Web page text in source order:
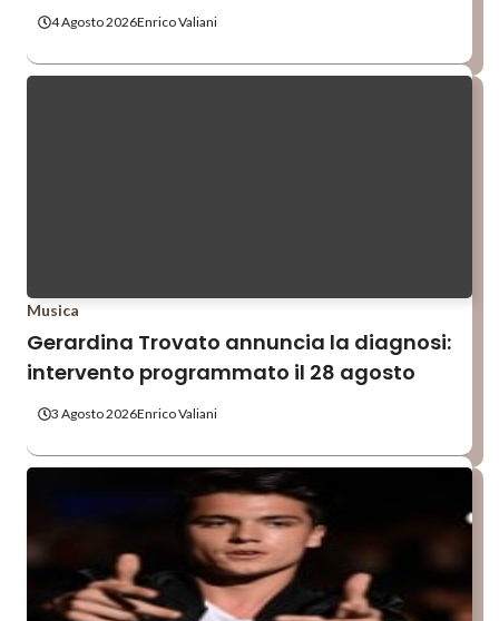
4 Agosto 2026Enrico Valiani
Musica
Gerardina Trovato annuncia la diagnosi:
intervento programmato il 28 agosto
3 Agosto 2026Enrico Valiani